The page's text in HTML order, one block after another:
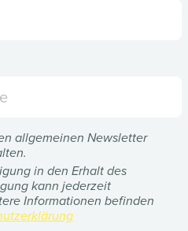
allgemeinen Newsletter
in den Erhalt des
kann jederzeit
Informationen befinden